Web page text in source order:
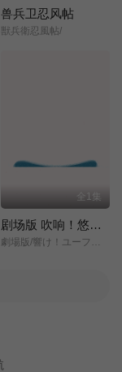
兽兵卫忍风帖
獣兵衛忍風帖/
全1集
剧场版 吹响！悠风号～想要传达的旋律～